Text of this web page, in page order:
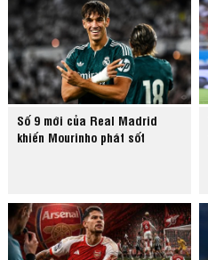
Số 9 mới của Real Madrid
khiến Mourinho phát sốt